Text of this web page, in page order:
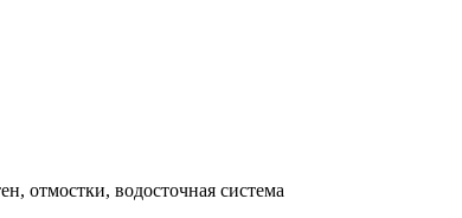
отмостки, водосточная система